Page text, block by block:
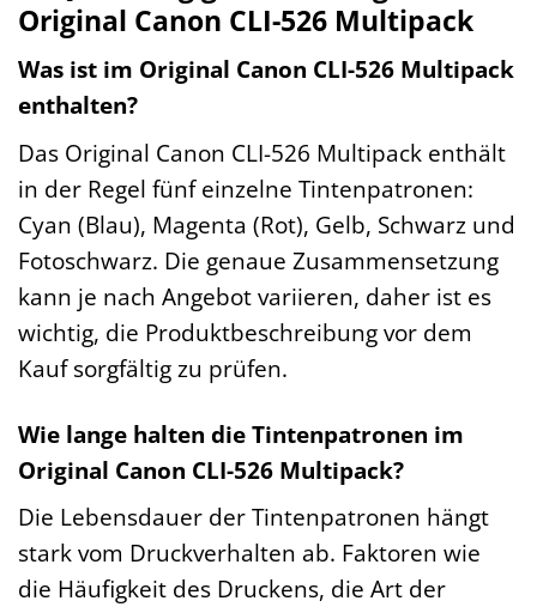
Original Canon CLI-526 Multipack
Was ist im Original Canon CLI-526 Multipack
enthalten?
Das Original Canon CLI-526 Multipack enthält
in der Regel fünf einzelne Tintenpatronen:
Cyan (Blau), Magenta (Rot), Gelb, Schwarz und
Fotoschwarz. Die genaue Zusammensetzung
kann je nach Angebot variieren, daher ist es
wichtig, die Produktbeschreibung vor dem
Kauf sorgfältig zu prüfen.
Wie lange halten die Tintenpatronen im
Original Canon CLI-526 Multipack?
Die Lebensdauer der Tintenpatronen hängt
stark vom Druckverhalten ab. Faktoren wie
die Häufigkeit des Druckens, die Art der